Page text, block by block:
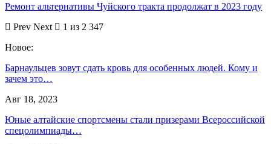
Ремонт альтернативы Чуйского тракта продолжат в 2023 году
Prev Next
1 из 2 347
Новое:
Барнаульцев зовут сдать кровь для особенных людей. Кому и
зачем это…
Авг 18, 2023
Юные алтайские спортсмены стали призерами Всероссийской
спецолимпиады…